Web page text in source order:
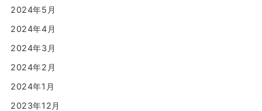
2024年5月
2024年4月
2024年3月
2024年2月
2024年1月
2023年12月